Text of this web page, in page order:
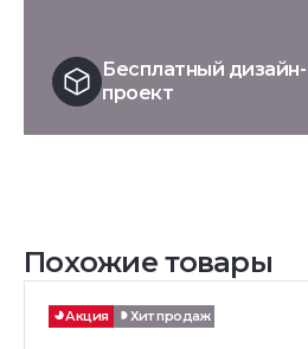
Бесплатный дизайн-
проект
Похожие товары
Акция Хит продаж